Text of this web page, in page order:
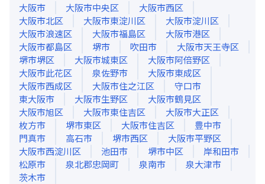
大阪市
大阪市中央区
大阪市西区
大阪市北区
大阪市東淀川区
大阪市淀川区
大阪市浪速区
大阪市福島区
大阪市港区
大阪市都島区
堺市 吹田市
大阪市天王寺区
堺市堺区
大阪市城東区
大阪市阿倍野区
大阪市此花区
泉佐野市
大阪市東成区
大阪市西成区
大阪市住之江区
守口市
東大阪市
大阪市生野区
大阪市鶴見区
大阪市旭区
大阪市東住吉区
大阪市大正区
枚方市
堺市東区 大阪市住吉区
豊中市
門真市
高石市 堺市西区
大阪市平野区
大阪市西淀川区
池田市 堺市中区
岸和田市
松原市
泉北郡忠岡町 泉南市
泉大津市
茨木市